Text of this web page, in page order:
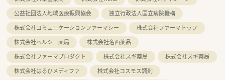
公益社団法人地域医療振興協会
独立行政法人国立病院機構
株式会社コミュニケーションファーマシー
株式会社ファーマトップ
株式会社ヘルシー薬局
株式会社名西薬品
株式会社ファーマプロダクト
株式会社スギ薬局
株式会社スギ薬局
株式会社はるひメディファ
株式会社コスモス調剤